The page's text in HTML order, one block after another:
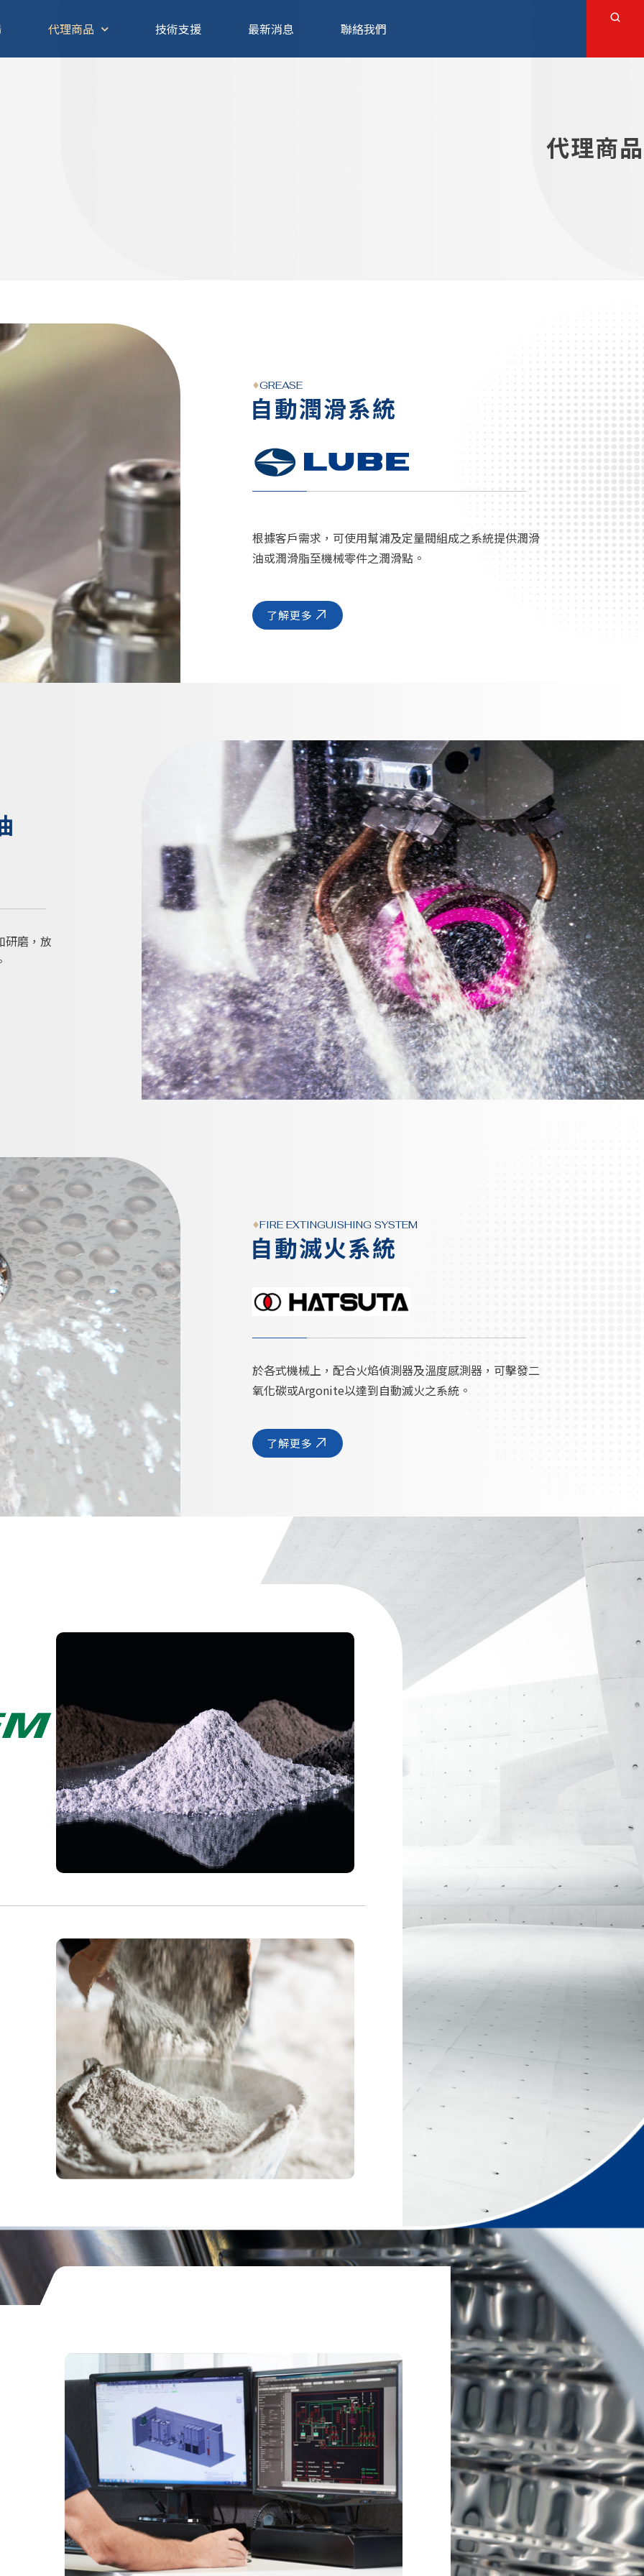
代理商品 技術支援 最新消息 聯絡我們
代理商品
GREASE
自動潤滑系統
根據客戶需求，可使用幫浦及定量閥組成之系統提供潤滑
油或潤滑脂至機械零件之潤滑點。
了解更多
研磨，放
FIRE EXTINGUISHING SYSTEM
自動滅火系統
於各式機械上，配合火焰偵測器及溫度感測器，可擊發二
氧化碳或Argonite以達到自動滅火之系統。
了解更多